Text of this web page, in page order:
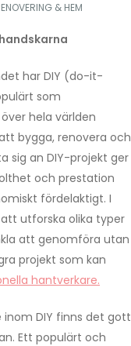
& HEM
har DIY (do-it-
som
hela världen
bygga, renovera och
sig an DIY-projekt ger
och prestation
fördelaktigt. I
utforska olika typer
att genomföra utan
projekt som kan
hantverkare.
inom DIY finns det gott
Ett populärt och